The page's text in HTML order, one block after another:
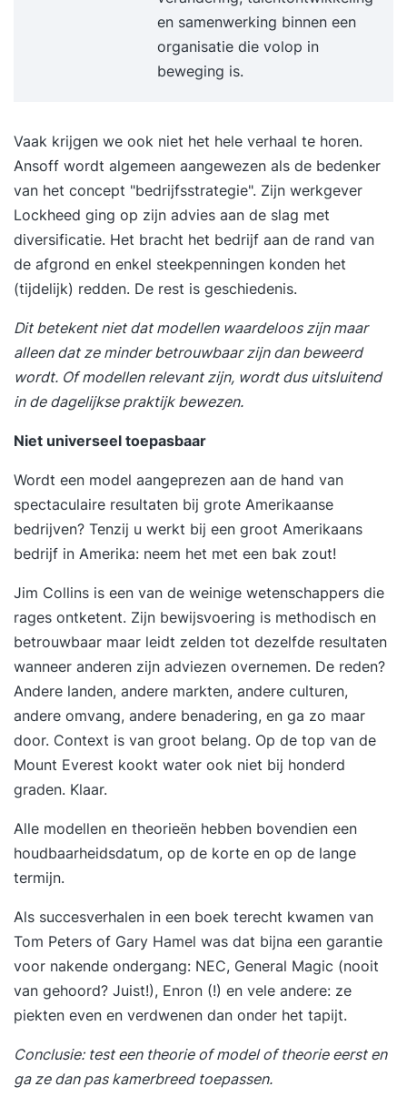
verliezen. Grenzen stellen en effectief
verwachtingsmanagement. Focus houden in een
dynamische en veeleisende werkomgeving.
voor duurzame effectiviteit. Evaluatie van de
training en opstellen van een persoonlijk
praktijkgericht actieplan. 17:00 uur Einde training
Je training in 3 stappen Stap 1. Je start met een
persoonlijke intake Voorafgaand aan de training
vul je een online intake in. Wil je liever je
persoonlijke leerdoelen toelichten? Dan plannen
Op basis van je leerdoelen, achtergrond en
aandachtspunten plaatsen we je in een
trainingsgroep met vergelijkbare professionals.
Zo sluit de training optimaal aan op jouw situatie
en ontwikkelbehoefte. Stap 2. Je volgt een
tweedaagse training Timemanagement wordt
verspreid over twee weken gegeven. De
trainingsdagen bestaan uit inspirerende
inleidingen, praktische opdrachten en
reflectiemomenten die direct toepasbaar zijn in je
werk. Tussen de twee trainingsdagen door pas je
het geleerde meteen toe in de praktijk. Tijdens de
tweede bijeenkomst bespreek je samen met de
trainer en de groep je ervaringen, inzichten en
resultaten. Je sluit de training af met een
persoonlijke eindevaluatie en een concreet
actieplan voor de periode daarna. Stap 3. Een
jaar lang toegang tot het Online Learning
toegang tot het YEARTH Online Learning
Platform. Hier vind je verdiepende artikelen,
opdrachten en tools om het geleerde direct toe
uitkomt via de YEARTH app, je tablet of
computer. Zo haal je het maximale resultaat uit je
training en pas je het geleerde duurzaam toe in je
dagelijkse praktijk. Over je trainer De training
wordt verzorgd door een ervaren trainer met
ruime praktijkervaring. Onze trainers combineren
kennis, analytisch vermogen en een scherp
en samenwerking binnen een
organisatie die volop in
beweging is.
Vaak krijgen we ook niet het hele verhaal te horen.
Ansoff wordt algemeen aangewezen als de bedenker
van het concept "bedrijfsstrategie". Zijn werkgever
Lockheed ging op zijn advies aan de slag met
diversificatie. Het bracht het bedrijf aan de rand van
de afgrond en enkel steekpenningen konden het
(tijdelijk) redden. De rest is geschiedenis.
Dit betekent niet dat modellen waardeloos zijn maar
alleen dat ze minder betrouwbaar zijn dan beweerd
wordt. Of modellen relevant zijn, wordt dus uitsluitend
in de dagelijkse praktijk bewezen.
Niet universeel toepasbaar
Wordt een model aangeprezen aan de hand van
spectaculaire resultaten bij grote Amerikaanse
bedrijven? Tenzij u werkt bij een groot Amerikaans
bedrijf in Amerika: neem het met een bak zout!
Jim Collins is een van de weinige wetenschappers die
rages ontketent. Zijn bewijsvoering is methodisch en
betrouwbaar maar leidt zelden tot dezelfde resultaten
wanneer anderen zijn adviezen overnemen. De reden?
Andere landen, andere markten, andere culturen,
andere omvang, andere benadering, en ga zo maar
door. Context is van groot belang. Op de top van de
Mount Everest kookt water ook niet bij honderd
graden. Klaar.
Alle modellen en theorieën hebben bovendien een
houdbaarheidsdatum, op de korte en op de lange
termijn.
Als succesverhalen in een boek terecht kwamen van
Tom Peters of Gary Hamel was dat bijna een garantie
voor nakende ondergang: NEC, General Magic (nooit
van gehoord? Juist!), Enron (!) en vele andere: ze
piekten even en verdwenen dan onder het tapijt.
Conclusie: test een theorie of model of theorie eerst en
ga ze dan pas kamerbreed toepassen.